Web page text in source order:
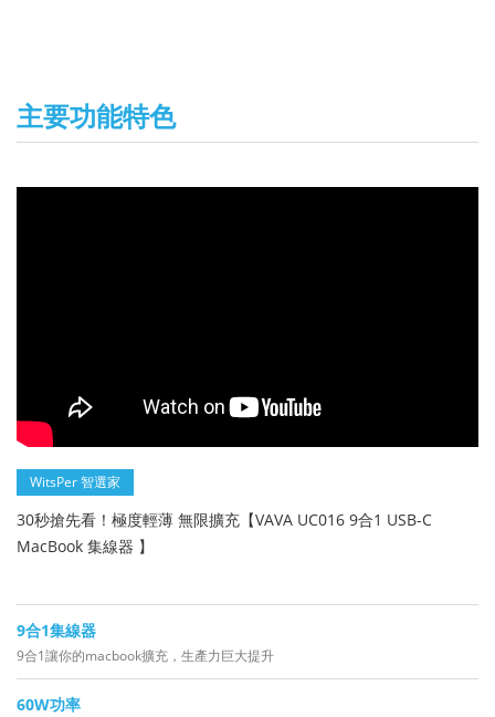
主要功能特色
WitsPer 智選家
30秒搶先看！極度輕薄 無限擴充【VAVA UC016 9合1 USB-C
MacBook 集線器 】
9合1集線器
9合1讓你的macbook擴充，生產力巨大提升
60W功率